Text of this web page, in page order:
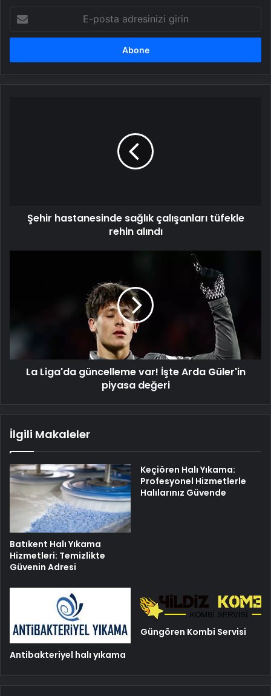
posta
adresinizi
Şehir hastanesinde sağlık çalışanları tüfekle
rehin alındı
Güler'in
değeri
La Liga'da güncelleme var! İşte Arda Güler'in
piyasa değeri
İlgili Makaleler
Batıkent Halı Yıkama
Hizmetleri: Temizlikte
Güvenin Adresi
Keçiören Halı Yıkama:
Profesyonel Hizmetlerle
Halılarınız Güvende
Antibakteriyel halı yıkama
Güngören Kombi Servisi